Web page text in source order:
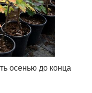
осенью до конца